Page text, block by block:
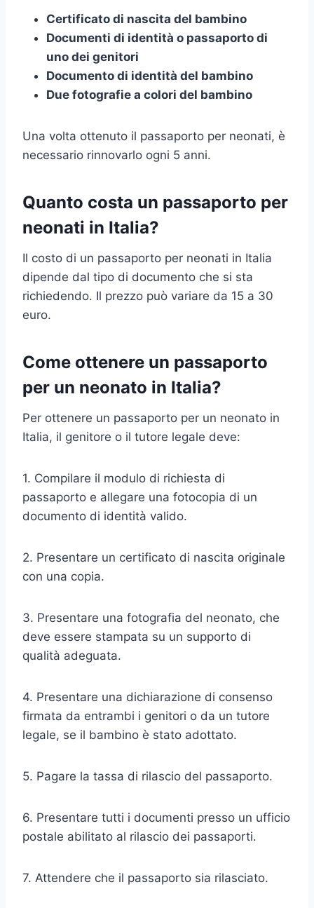
Certificato di nascita del bambino
Documenti di identità o passaporto di
uno dei genitori
Documento di identità del bambino
Due fotografie a colori del bambino
Una volta ottenuto il passaporto per neonati, è
necessario rinnovarlo ogni 5 anni.
Quanto costa un passaporto per
neonati in Italia?
Il costo di un passaporto per neonati in Italia
dipende dal tipo di documento che si sta
richiedendo. Il prezzo può variare da 15 a 30
euro.
Come ottenere un passaporto
per un neonato in Italia?
Per ottenere un passaporto per un neonato in
Italia, il genitore o il tutore legale deve:
1. Compilare il modulo di richiesta di
passaporto e allegare una fotocopia di un
documento di identità valido.
2. Presentare un certificato di nascita originale
con una copia.
3. Presentare una fotografia del neonato, che
deve essere stampata su un supporto di
qualità adeguata.
4. Presentare una dichiarazione di consenso
firmata da entrambi i genitori o da un tutore
legale, se il bambino è stato adottato.
5. Pagare la tassa di rilascio del passaporto.
6. Presentare tutti i documenti presso un ufficio
postale abilitato al rilascio dei passaporti.
7. Attendere che il passaporto sia rilasciato.